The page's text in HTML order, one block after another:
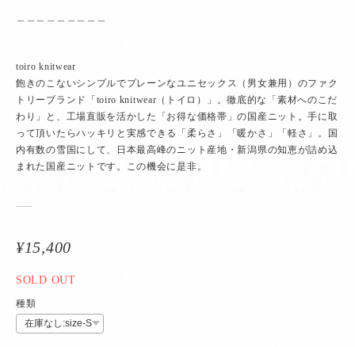
toiro knitwear
飽きのこないシンプルでプレーンなユニセックス（男女兼用）のファク
トリーブランド「toiro knitwear（トイロ）」。徹底的な「素材へのこだ
わり」と、工場直販を活かした「お得な価格帯」の国産ニット。手に取
って頂いたらハッキリと実感できる「柔らさ」「暖かさ」「軽さ」。国
内有数の雪国にして、日本最高峰のニット産地・新潟県の知恵が詰め込
まれた国産ニットです。この機会に是非。
¥15,400
SOLD OUT
種類